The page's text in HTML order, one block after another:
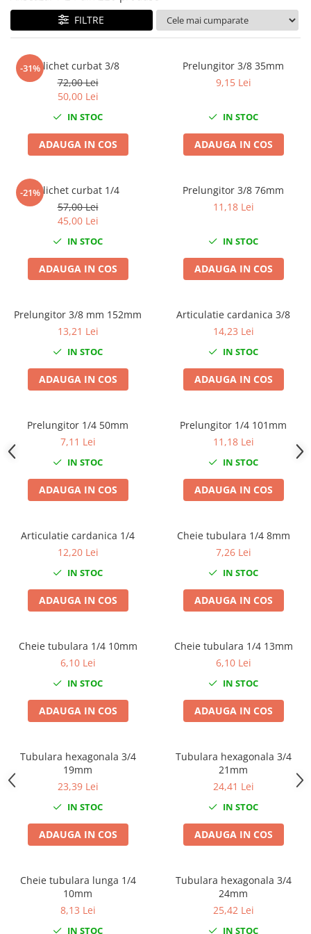
Tig-Wig
Pompe si Cilindri Hidraulici
Prese pentru arcuri
Redresoare,Roboti Pornire,Cabluri
Schimb ulei
Accesorii schimb ulei
Chei buson baie ulei
Recuperatoare de ulei
Scule Ajutatoare
Scule De Mana si Unelte
Aparate de nituit si capsat
Burghie
Capsatoare tapiterie
Chei Dinamometrice
Ciocane Dalti si Dornuri
Reparat Filete
Scule Electrice
Aparate de spalat cu presiune
Aspiratoare industriale
Lampi si Lanterne
Masini de insurubat si gaurit
Masini de polishat
Pistoale de lipit
Pistoale electrice de impact
Polizoare unghiulare
Rindele
Slefuitoare electrice
Alfa romeo
Chevrolet
Chrysler
Dacia
Fiat
Mazda
FILTRE
-31%Clichet curbat 3/8
72,00 Lei
50,00 Lei
IN STOC
ADAUGA IN COS
Prelungitor 3/8 35mm
9,15 Lei
IN STOC
ADAUGA IN COS
-21%Clichet curbat 1/4
57,00 Lei
45,00 Lei
IN STOC
ADAUGA IN COS
Prelungitor 3/8 76mm
11,18 Lei
IN STOC
ADAUGA IN COS
Prelungitor 3/8 mm 152mm
13,21 Lei
IN STOC
ADAUGA IN COS
Articulatie cardanica 3/8
14,23 Lei
IN STOC
ADAUGA IN COS
Prelungitor 1/4 50mm
7,11 Lei
IN STOC
ADAUGA IN COS
Prelungitor 1/4 101mm
11,18 Lei
IN STOC
ADAUGA IN COS
Articulatie cardanica 1/4
12,20 Lei
IN STOC
ADAUGA IN COS
Cheie tubulara 1/4 8mm
7,26 Lei
IN STOC
ADAUGA IN COS
Cheie tubulara 1/4 10mm
6,10 Lei
IN STOC
ADAUGA IN COS
Cheie tubulara 1/4 13mm
6,10 Lei
IN STOC
ADAUGA IN COS
Tubulara hexagonala 3/4
19mm
23,39 Lei
IN STOC
ADAUGA IN COS
Tubulara hexagonala 3/4
21mm
24,41 Lei
IN STOC
ADAUGA IN COS
Cheie tubulara lunga 1/4
10mm
8,13 Lei
IN STOC
Tubulara hexagonala 3/4
24mm
25,42 Lei
IN STOC